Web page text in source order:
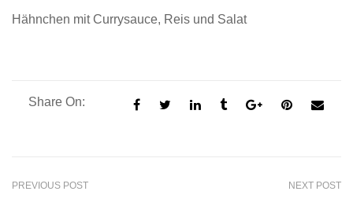
Hähnchen mit Currysauce, Reis und Salat
Share On:
PREVIOUS POST NEXT POST